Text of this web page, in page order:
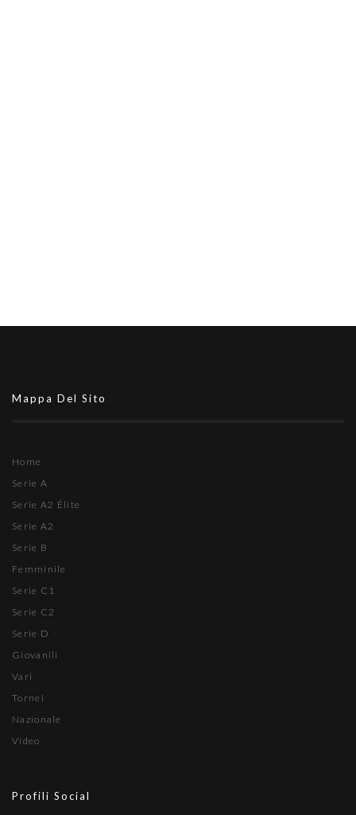
Mappa Del Sito
Home
Serie A
Serie A2 Élite
Serie A2
Serie B
Femminile
Serie C1
Serie C2
Serie D
Giovanili
Vari
Tornei
Nazionale
Video
Profili Social